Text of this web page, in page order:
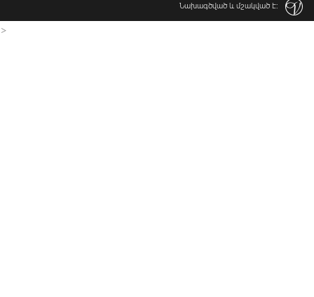
Նախագծված և մշակված է:
>